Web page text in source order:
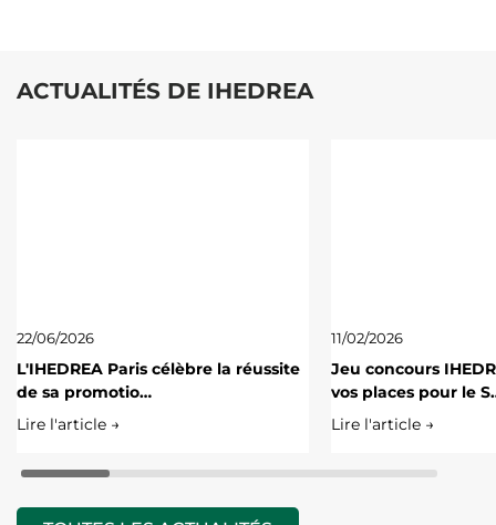
ACTUALITÉS DE IHEDREA
22/06/2026
L'IHEDREA Paris célèbre la réussite
de sa promotio…
Lire l'article →
11/02/2026
Jeu concours
vos places pour le
Lire l'article →